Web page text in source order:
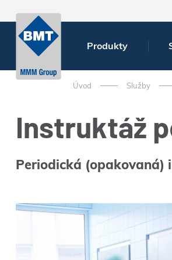
Produkty
Úvod Služby
Instruktáž
Periodická (opakovaná)